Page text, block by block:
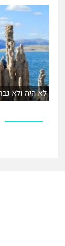
לא היה ולא